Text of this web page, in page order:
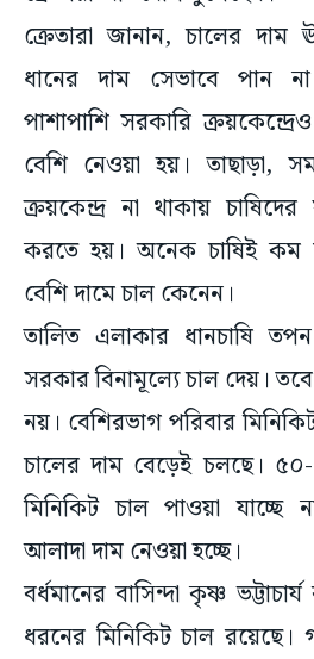
ক্রেতারা জানান, চালের দাম
ধানের দাম সেভাবে পান
পাশাপাশি সরকারি
বেশি নেওয়া হয়। তাছাড়া,
ক্রয়কেন্দ্র না থাকায়
করতে হয়। অনেক চাষিই কম
বেশি দামে চাল কেনেন।
তালিত এলাকার ধানচাষি
সরকার বিনামূল্যে চাল দেয়।
নয়। বেশিরভাগ পরিবার
চালের দাম বেড়েই চলছে।
মিনিকিট চাল পাওয়া
আলাদা দাম নেওয়া হচ্ছে।
বর্ধমানের বাসিন্দা কৃষ্ণ
ধরনের মিনিকিট চাল